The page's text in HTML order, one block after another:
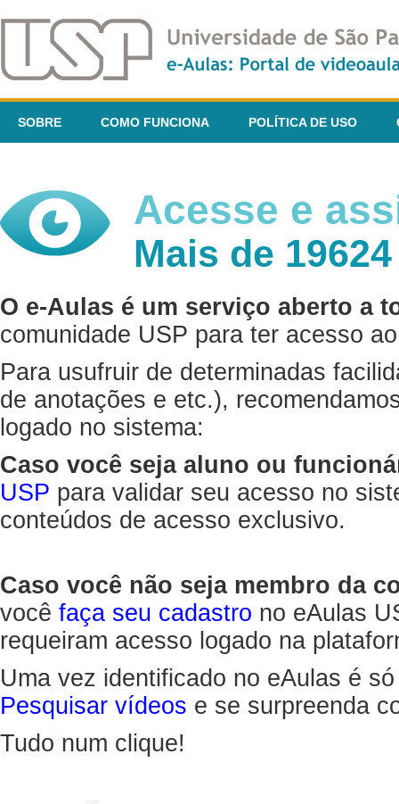
SOBRE COMO FUNCIONA POLÍTICA DE USO
Acesse e
Mais de
O e-Aulas é um serviço aberto a
comunidade USP para ter acesso
Para usufruir de determinadas
de anotações e etc.),
logado no sistema:
Caso você seja aluno ou
USP para validar seu acesso no
conteúdos de acesso exclusivo.
Caso você não seja membro da
você faça seu cadastro no eAulas
requeiram acesso logado na
Uma vez identificado no eAulas é
Pesquisar vídeos e se surpreenda
Tudo num clique!